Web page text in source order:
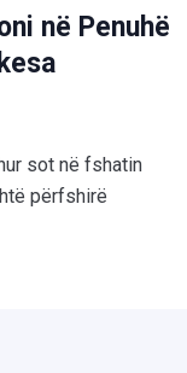
në Penuhë
sot në fshatin
përfshirë